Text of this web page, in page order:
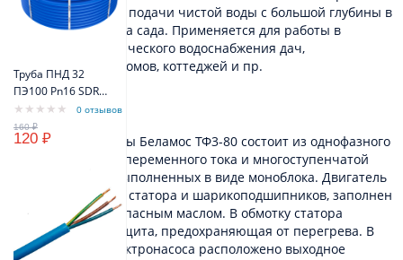
Труба ПНД 32
ПЭ100 Pn16 SDR11
(синий цвет)
VODOS Standart
0 отзывов
120 ₽
предназначен для подачи чистой воды с большой глубины в
дом или для полива сада. Применяется для работы в
системах автоматического водоснабжения дач,
индивидуальных домов, коттеджей и пр.
Устройство
Насос для скважины Беламос ТФ3-80 состоит из однофазного
электродвигателя переменного тока и многоступенчатой
насосной части, выполненных в виде моноблока. Двигатель
состоит из ротора, статора и шарикоподшипников, заполнен
экологически безопасным маслом. В обмотку статора
встроена термозащита, предохраняющая от перегрева. В
верхней части электронасоса расположено выходное